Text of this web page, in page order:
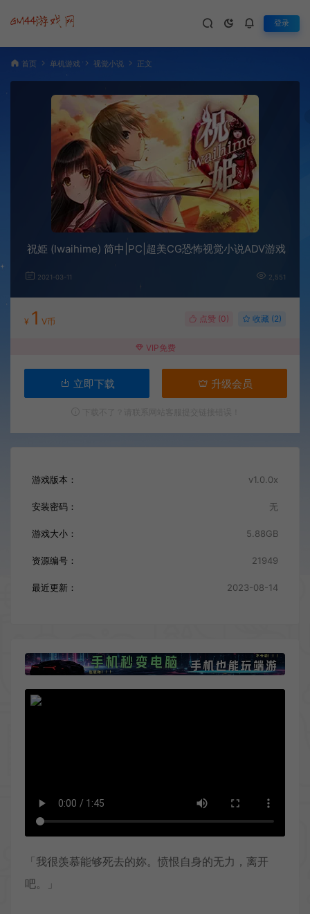
登录
首页 单机游戏 视觉小说 正文
祝姫 (Iwaihime) 简中|PC|超美CG恐怖视觉小说ADV游戏
2021-03-11 2,551
¥ 1 V币 点赞 (0) 收藏 (2)
VIP免费
立即下载 升级会员
游戏版本： v1.0.0x
安装密码： 无
游戏大小： 5.88GB
资源编号： 21949
最近更新： 2023-08-14
「我很羡慕能够死去的妳。愤恨自身的无力，离开
吧。」